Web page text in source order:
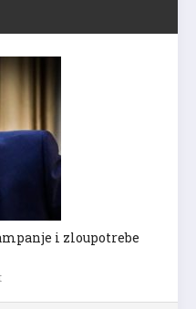
i zloupotrebe